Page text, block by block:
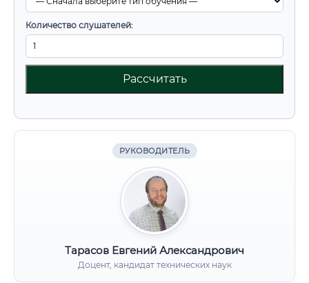
Количество слушателей:
Рассчитать
РУКОВОДИТЕЛЬ
Тарасов Евгений Александрович
Доцент, кандидат технических наук